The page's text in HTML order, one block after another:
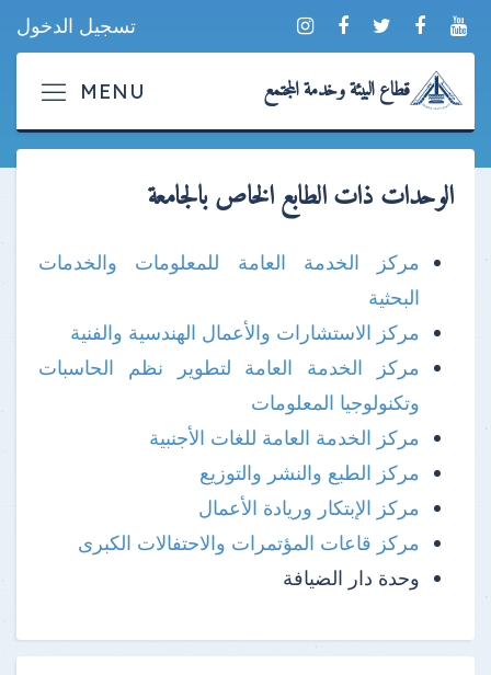
تسجيل الدخول
قطاع البيئة وخدمة المجتمع
الوحدات ذات الطابع الخاص بالجامعة
مركز الخدمة العامة للمعلومات والخدمات
البحثية
مركز الاستشارات والأعمال الهندسية والفنية
مركز الخدمة العامة لتطوير نظم الحاسبات
وتكنولوجيا المعلومات
مركز الخدمة العامة للغات الأجنبية
مركز الطبع والنشر والتوزيع
مركز الإبتكار وريادة الأعمال
مركز قاعات المؤتمرات والاحتفالات الكبرى
وحدة دار الضيافة